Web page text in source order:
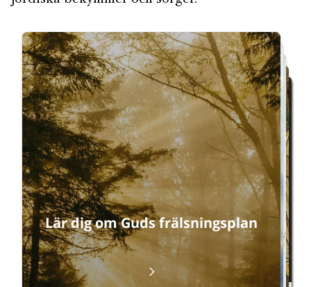
Lär dig om Guds frälsningsplan
Starta om